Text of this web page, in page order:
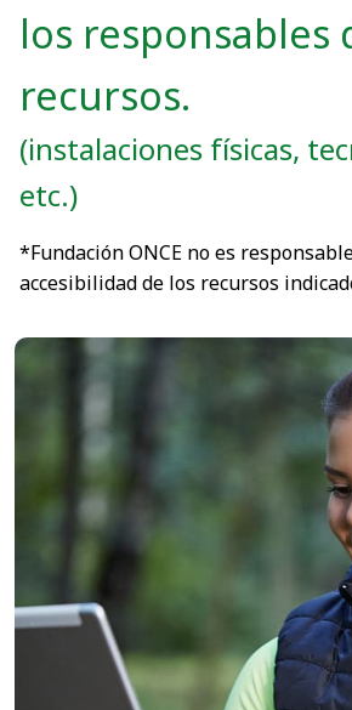
los responsables
recursos.
(instalaciones físicas,
etc.)
*Fundación ONCE no es
accesibilidad de los recursos